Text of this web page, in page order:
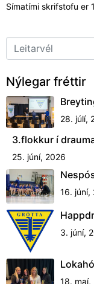
Símatími skrifstofu er
Nýlegar fréttir
28. júlí,
3.flokkur í
25. júní, 2026
16. júní,
3. júní,
18. maí,